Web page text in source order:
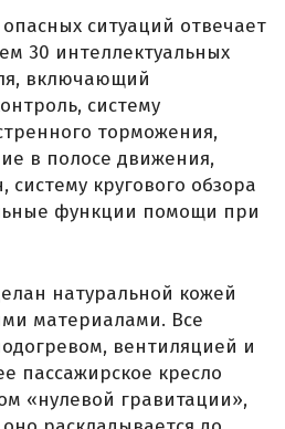
материалами. Все
вентиляцией и
пассажирское кресло
«нулевой гравитации»,
раскладывается до